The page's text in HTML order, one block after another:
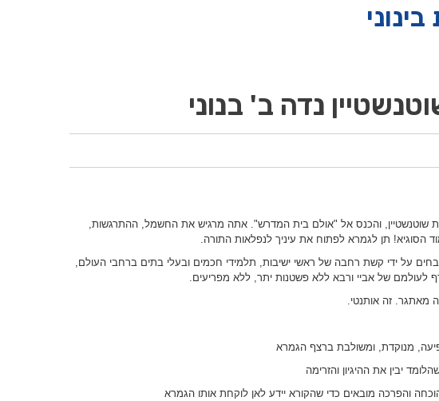
נדה ב' בנוני
שוטנשטיין, והכנס אל "אולם בית המדרש". אתה מרגיש את החשמל, ההתרגשות,
הסוגיא! תן לגמרא לפתוח את עיניך לנפלאות התורה.
על ידי קשת רחבה של ראשי ישיבות, תלמידי חכמים ובעלי בתים ברחבי העולם,
של אביי ורבא ללא פשטנות יתר, ללא מפריעים.
מאתגר. זה אותנטי.
מנוקדת, ומשולבת ברצף הגמרא
יבין את ההיגיון והזרימה
והפרכה מובאים כדי שהקורא יידע לאן לוקחת אותו הגמרא